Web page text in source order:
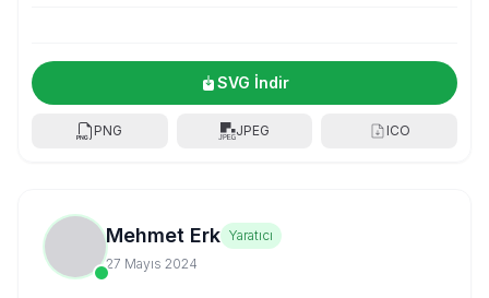
SVG İndir
PNG JPEG ICO
Mehmet Erk Yaratıcı
27 Mayıs 2024